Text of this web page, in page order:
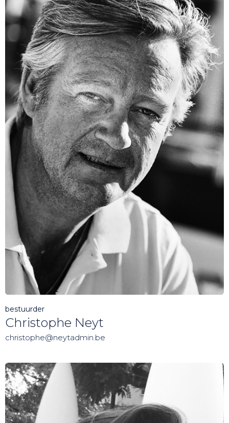
bestuurder
Christophe Neyt
christophe@neytadmin.be